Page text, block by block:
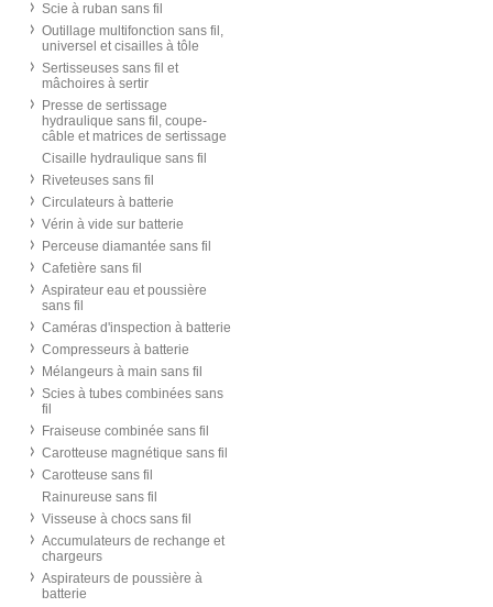
Scie à ruban sans fil
Outillage multifonction sans fil,
universel et cisailles à tôle
Sertisseuses sans fil et
mâchoires à sertir
Presse de sertissage
hydraulique sans fil, coupe-
câble et matrices de sertissage
Cisaille hydraulique sans fil
Riveteuses sans fil
Circulateurs à batterie
Vérin à vide sur batterie
Perceuse diamantée sans fil
Cafetière sans fil
Aspirateur eau et poussière
sans fil
Caméras d'inspection à batterie
Compresseurs à batterie
Mélangeurs à main sans fil
Scies à tubes combinées sans
fil
Fraiseuse combinée sans fil
Carotteuse magnétique sans fil
Carotteuse sans fil
Rainureuse sans fil
Visseuse à chocs sans fil
Accumulateurs de rechange et
chargeurs
Aspirateurs de poussière à
batterie